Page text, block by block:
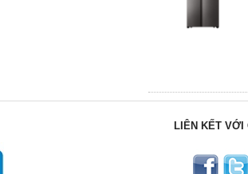
LIÊN KẾT VỚI